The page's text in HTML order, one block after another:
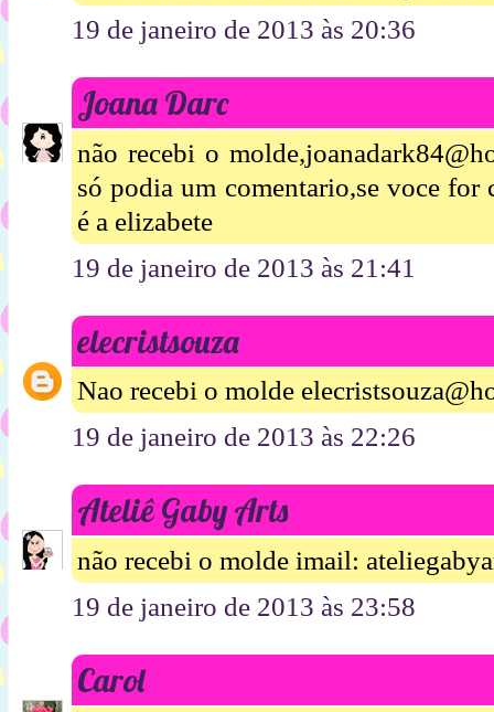
19 de janeiro de 2013 às 20:36
Joana Darc
não recebi o
só podia um comentario,se voce for
é a elizabete
19 de janeiro de 2013 às 21:41
elecristsouza
Nao recebi o molde
19 de janeiro de 2013 às 22:26
Ateliê Gaby Arts
não recebi o molde imail:
19 de janeiro de 2013 às 23:58
Carol